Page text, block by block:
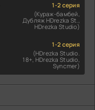
1-2 серия
(Кураж-бамбей,
Дубляж HDrezka St.,
HDrezka Studio)
1-2 серия
(HDrezka Studio.
18+, HDrezka Studio,
Syncmer)